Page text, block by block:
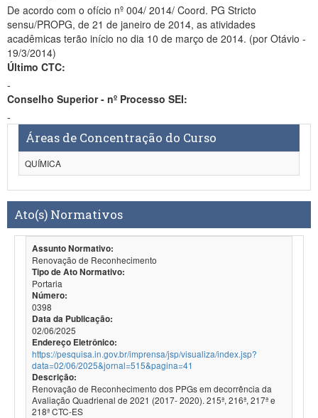
De acordo com o ofício nº 004/ 2014/ Coord. PG Stricto
sensu/PROPG, de 21 de janeiro de 2014, as atividades
acadêmicas terão início no dia 10 de março de 2014. (por Otávio -
19/3/2014)
Último CTC:
-
Conselho Superior - nº Processo SEI:
-
Áreas de Concentração do Curso
QUÍMICA
Ato(s) Normativos
Assunto Normativo:
Renovação de Reconhecimento
Tipo de Ato Normativo:
Portaria
Número:
0398
Data da Publicação:
02/06/2025
Endereço Eletrônico:
https://pesquisa.in.gov.br/imprensa/jsp/visualiza/index.jsp?
data=02/06/2025&jornal=515&pagina=41
Descrição:
Renovação de Reconhecimento dos PPGs em decorrência da
Avaliação Quadrienal de 2021 (2017- 2020). 215ª, 216ª, 217ª e
218ª CTC-ES